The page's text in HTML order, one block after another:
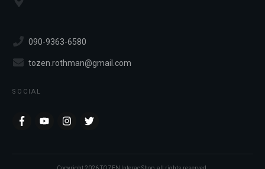
090-9363-6580
tozen.rothman@gmail.com
SOCIAL